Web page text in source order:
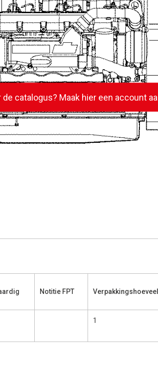
de catalogus? Maak hier een account
Notitie FPT
1